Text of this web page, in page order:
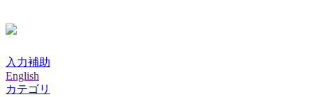
入力補助
English
カテゴリ